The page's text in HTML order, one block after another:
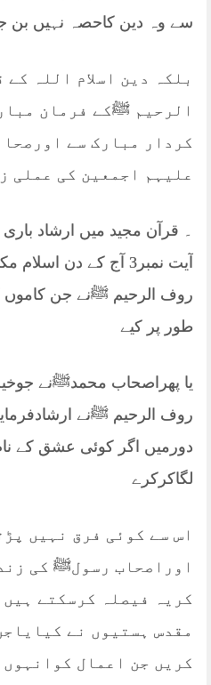
سے وہ دین کاحصہ نہیں بن
بلکہ دین اسلام اللہ
الرحیم ﷺکے فرمان
کردار مبارک سے
علیہم اجمعین کی عملی
۔ قرآن مجید میں ارشاد
آیت نمبر3 آج کے دن
روف الرحیم ﷺنے جن کاموں
طور پر کیے
یا پھراصحاب محمدﷺنے
روف الرحیم ﷺنے
دورمیں اگر کوئی عشق کے نام
لگاکرکرے
اس سے کوئی فرق نہیں
اوراصحاب رسولﷺ کی
کریہ فیصلہ کرسکتے
مقدس ہستیوں نے
کریں جن اعمال